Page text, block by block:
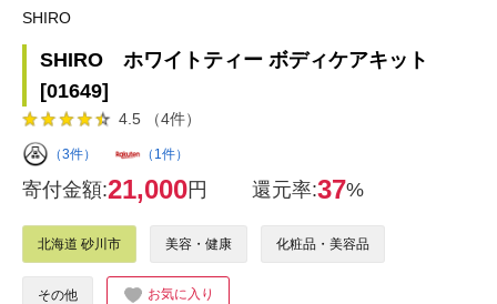
SHIRO
SHIRO ホワイトティー ボディケアキット
[01649]
4.5 （4件）
（3件） （1件）
寄付金額:21,000円 還元率:37%
北海道 砂川市 美容・健康 化粧品・美容品
その他 お気に入り